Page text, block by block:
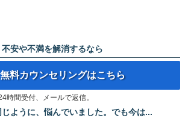
安や不満を解消するなら
カウンセリングはこちら
時間受付、メールで返信。
ように、悩んでいました。でも今は...